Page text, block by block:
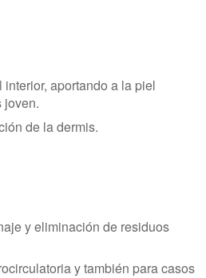
aportando a la piel
joven.
de la dermis.
y eliminación de residuos
y también para casos